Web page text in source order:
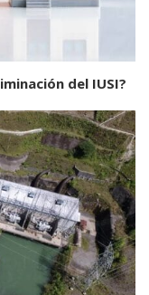
del IUSI?